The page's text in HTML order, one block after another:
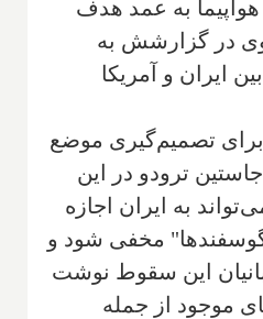
به عمد هدف
در گزارشش به
ایران و آمریکا
برای تصمیم‌گیری موضع
ترودو در این
به ایران اجازه
مخفی شود و
این سقوط نوشت
موجود از جمله